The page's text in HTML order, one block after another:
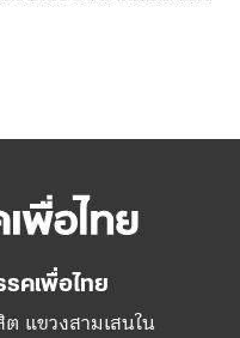
แขวงสามเสนใน
านคร 10400